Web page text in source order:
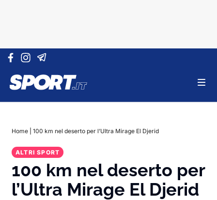
Vai al contenuto
Home 100 km nel deserto per l’Ultra Mirage El Djerid
ALTRI SPORT
100 km nel deserto per
l’Ultra Mirage El Djerid